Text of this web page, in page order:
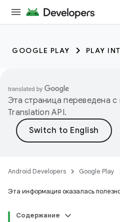
GOOGLE PLAY PLAY
Эта страница переведена
Translation API.
Android Developers Google Play
Эта информация оказалась
Содержание